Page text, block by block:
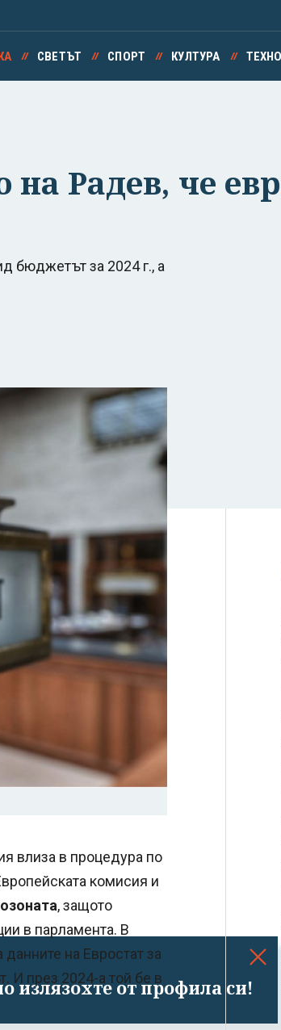
излязохте от профила си!
СВЕТЪТ СПОРТ КУЛТУРА
Радев, че
бюджетът за 2024 г., а
влиза в процедура по
комисия и
, защото
в парламента. В
на Евростат за
И през 2024-а той бе в